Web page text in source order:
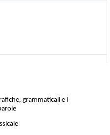
grammaticali e i